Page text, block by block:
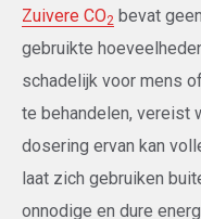
Zuivere CO2 bevat
gebruikte
schadelijk voor mens
te behandelen, vereist
dosering ervan kan
laat zich gebruiken
onnodige en dure